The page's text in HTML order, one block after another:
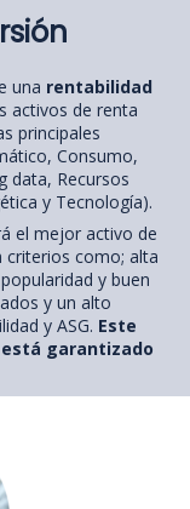
una rentabilidad
activos de renta
principales
Consumo,
data, Recursos
y Tecnología).
el mejor activo de
criterios como; alta
y buen
y un alto
y ASG. Este
garantizado